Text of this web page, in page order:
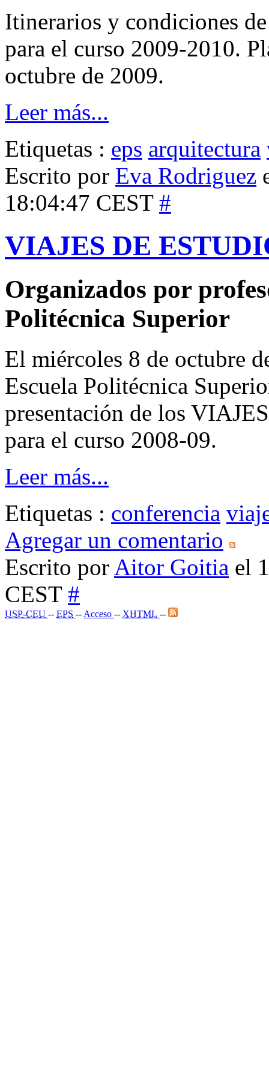
Itinerarios y condiciones
para el curso 2009-2010.
octubre de 2009.
Leer más...
Etiquetas : eps arquitectura
Escrito por Eva Rodriguez
18:04:47 CEST #
VIAJES DE
Organizados por
Politécnica Superior
El miércoles 8 de octubre
Escuela Politécnica
presentación de los
para el curso 2008-09.
Leer más...
Etiquetas : conferencia
Agregar un comentario
Escrito por Aitor Goitia el
CEST #
USP-CEU -- EPS -- Acceso -- XHTML --